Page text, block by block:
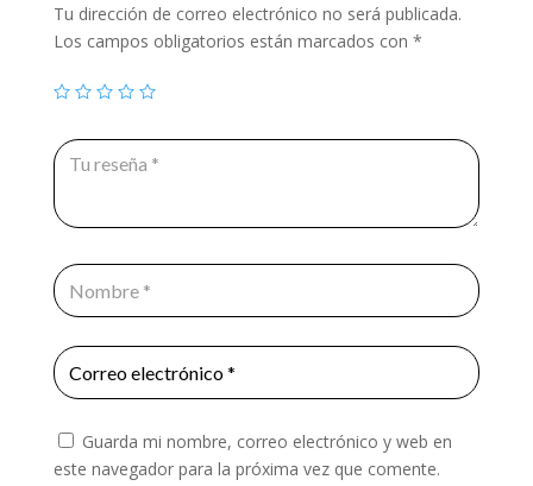
Tu dirección de correo electrónico no será publicada.
Los campos obligatorios están marcados con *
Guarda mi nombre, correo electrónico y web en
este navegador para la próxima vez que comente.